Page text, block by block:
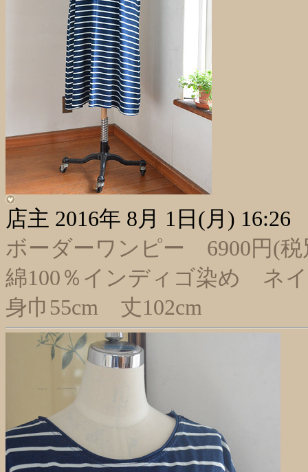
店主 2016年 8月 1日(月) 16:26
ボーダーワンピー 6900円(税
綿100％インディゴ染め ネ
身巾55cm 丈102cm